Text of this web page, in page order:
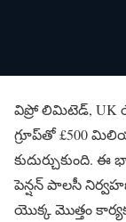
విప్రో లిమిటెడ్, UK
గ్రూప్‌తో £500
కుదుర్చుకుంది.
పెన్షన్ పాలసీ
యొక్క మొత్తం